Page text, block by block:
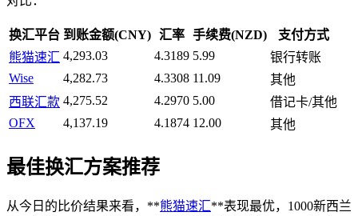
换汇平台 到账金额(CNY) 汇率 手续费(NZD)
支付方式
熊猫速汇 4,293.03 4.3189 5.99
银行转账
Wise
4,282.73 4.3308 11.09
其他
西联汇款 4,275.52 4.2970 5.00
借记卡/其他
OFX
4,137.19 4.1874 12.00 其他
最佳换汇方案推荐
从今日的比价结果来看，**熊猫速汇**表现最优，1000新西兰